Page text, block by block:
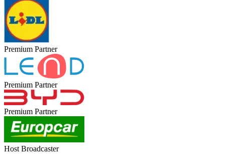
Premium Partner
Premium Partner
Premium Partner
Host Broadcaster